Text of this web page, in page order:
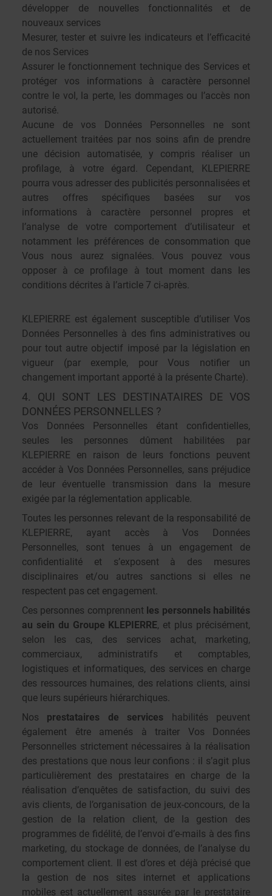
développer de nouvelles fonctionnalités et de
nouveaux services
Mesurer, tester et suivre les indicateurs et l’efficacité
de nos Services
Assurer le fonctionnement technique des Services et
protéger vos informations à caractère personnel
contre le vol, la perte, les dommages ou l’accès non
autorisé.
Aucune de vos Données Personnelles ne sont
actuellement traitées par nos soins afin de prendre
une décision automatisée, y compris réaliser un
profilage, à votre égard. Cependant, KLEPIERRE
pourra vous adresser des publicités personnalisées et
autres offres spécifiques basées sur vos
informations à caractère personnel propres et
l’analyse de votre comportement d’utilisateur et
notamment les préférences de consommation que
Vous nous aurez signalées. Vous pouvez vous
opposer à ce profilage à tout moment dans les
conditions décrites à l’article 7 ci-après.
KLEPIERRE est également susceptible d’utiliser Vos
Données Personnelles à des fins administratives ou
pour tout autre objectif imposé par la législation en
vigueur (par exemple, pour Vous notifier un
changement important apporté à la présente Charte).
4. QUI SONT LES DESTINATAIRES DE VOS
DONNÉES PERSONNELLES ?
Vos Données Personnelles étant confidentielles,
seules les personnes dûment habilitées par
KLEPIERRE en raison de leurs fonctions peuvent
accéder à Vos Données Personnelles, sans préjudice
de leur éventuelle transmission dans la mesure
exigée par la réglementation applicable.
Toutes les personnes relevant de la responsabilité de
KLEPIERRE, ayant accès à Vos Données
Personnelles, sont tenues à un engagement de
confidentialité et s’exposent à des mesures
disciplinaires et/ou autres sanctions si elles ne
respectent pas cet engagement.
Ces personnes comprennent les personnels habilités
au sein du Groupe KLEPIERRE, et plus précisément,
selon les cas, des services achat, marketing,
commerciaux, administratifs et comptables,
logistiques et informatiques, des services en charge
des ressources humaines, des relations clients, ainsi
que leurs supérieurs hiérarchiques.
Nos prestataires de services habilités peuvent
également être amenés à traiter Vos Données
Personnelles strictement nécessaires à la réalisation
des prestations que nous leur confions : il s’agit plus
particulièrement des prestataires en charge de la
réalisation d’enquêtes de satisfaction, du suivi des
avis clients, de l’organisation de jeux-concours, de la
gestion de la relation client, de la gestion des
programmes de fidélité, de l’envoi d’e-mails à des fins
marketing, du stockage de données, de l’analyse du
comportement client. Il est d’ores et déjà précisé que
la gestion de nos sites internet et applications
mobiles est actuellement assurée par le prestataire